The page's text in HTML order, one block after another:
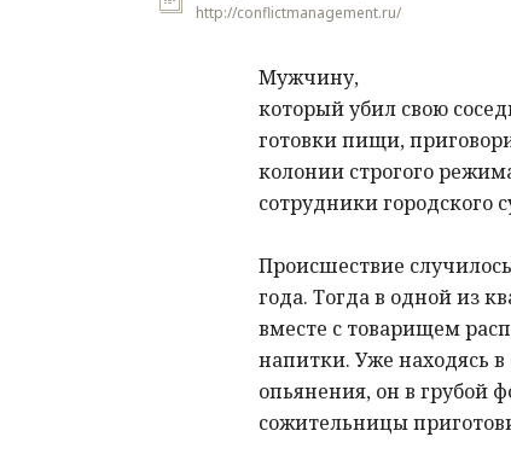
http://conflictmanagement.ru/
Мужчину,
который убил свою
готовки пищи,
колонии строгого
сотрудники городского
Происшествие
года. Тогда в одной из
вместе с товарищем
напитки. Уже находясь в
опьянения, он в грубой
сожительницы